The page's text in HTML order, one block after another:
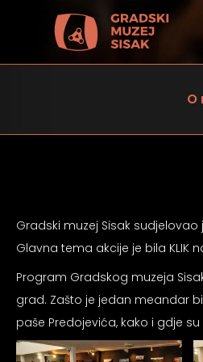
O
Gradski muzej Sisak
Glavna tema akcije je bila KLIK
Program Gradskog muzeja
grad. Zašto je jedan meandar
paše Predojevića, kako i gdje
za osobe sa oštećenjem vida